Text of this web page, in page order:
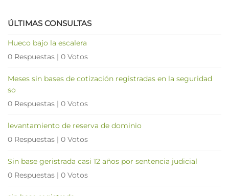
ÚLTIMAS CONSULTAS
Hueco bajo la escalera
0 Respuestas | 0 Votos
Meses sin bases de cotización registradas en la seguridad
so
0 Respuestas | 0 Votos
levantamiento de reserva de dominio
0 Respuestas | 0 Votos
Sin base geristrada casi 12 años por sentencia judicial
0 Respuestas | 0 Votos